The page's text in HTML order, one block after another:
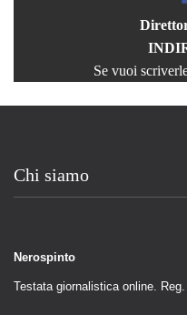
Se vuoi
Chi siamo
Nerospinto
Testata giornalistica online.